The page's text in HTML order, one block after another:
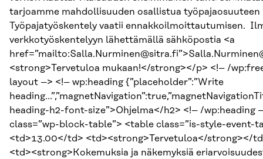
tarjoamme mahdollisuuden osallistua työpajaosuuteen
Työpajatyöskentely vaatii ennakkoilmoittautumisen.
verkkotyöskentelyyn lähettämällä sähköpostia <a
<strong>Tervetuloa mukaan!</strong></p> <!– /
layout –> <!– wp:heading {”placeholder”:”Write
heading-h2-font-size”>Ohjelma</h2> <!– /wp:heading
class=”wp-block-table”> <table class=”is-style-event-
<td>13.00</td> <td><strong>Tervetuloa</strong></
<td><strong>Kokemuksia ja näkemyksiä